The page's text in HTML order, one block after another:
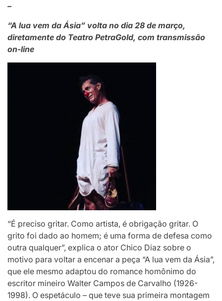
–
“A lua vem da Ásia” volta no dia 28 de março,
diretamente do Teatro PetraGold, com transmissão
on-line
“É preciso gritar. Como artista, é obrigação gritar. O
grito foi dado ao homem; é uma forma de defesa como
outra qualquer”, explica o ator Chico Diaz sobre o
motivo para voltar a encenar a peça “A lua vem da Ásia”,
que ele mesmo adaptou do romance homônimo do
escritor mineiro Walter Campos de Carvalho (1926-
1998). O espetáculo – que teve sua primeira montagem